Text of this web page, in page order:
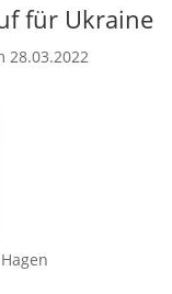
für Ukraine
28.03.2022